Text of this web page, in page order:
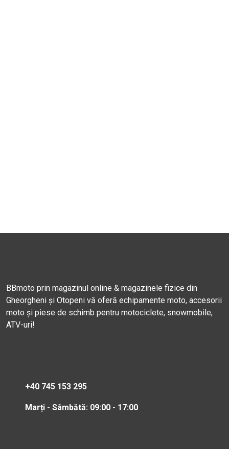
BBmoto prin magazinul online & magazinele fizice din
Gheorgheni și Otopeni vă oferă echipamente moto, accesorii
moto și piese de schimb pentru motociclete, snowmobile,
ATV-uri!
+40 745 153 295
Marți - Sâmbătă: 09:00 - 17:00